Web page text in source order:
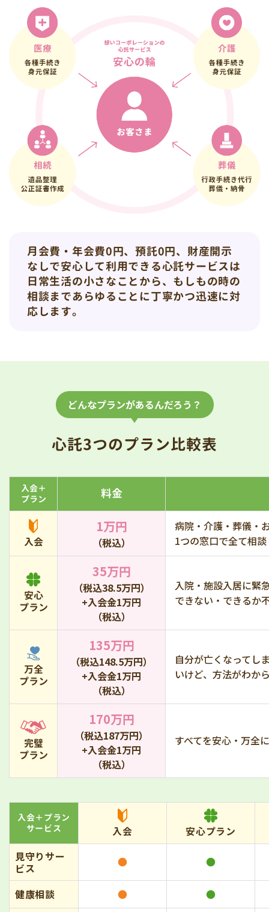
月会費・年会費0円、預託0円、財産開示
なしで安心して利用できる心託サービスは
日常生活の小さなことから、もしもの時の
相談まであらゆることに丁寧かつ迅速に対
応します。
どんなプランがあるんだろう？
心託3つのプラン比較表
入会＋
プラン
料金
入会
1万円
（税込）
病院・介護・葬儀・
1つの窓口で全て相
安心
プラン
35万円
（税込38.5万円）
+入会金1万円
（税込）
入院・施設入居に緊
できない・できるか
万全
プラン
135万円
（税込148.5万円）
+入会金1万円
（税込）
自分が亡くなってし
いけど、方法がわか
完璧
プラン
170万円
（税込187万円）
+入会金1万円
（税込）
すべてを安心・万全
入会＋プラン
サービス
入会 安心プラン
見守りサー
ビス
● ●
健康相談 ●
●